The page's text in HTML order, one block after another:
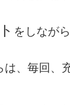
をしなが
は、毎回